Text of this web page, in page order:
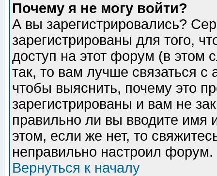
Почему я не могу войти?
А вы зарегистрировались?
зарегистрированы для того,
доступ на этот форум (в этом
так, то вам лучше связаться
чтобы выяснить, почему это
зарегистрированы и вам не
правильно ли вы вводите
этом, если же нет, то
неправильно настроил форум.
Вернуться к началу